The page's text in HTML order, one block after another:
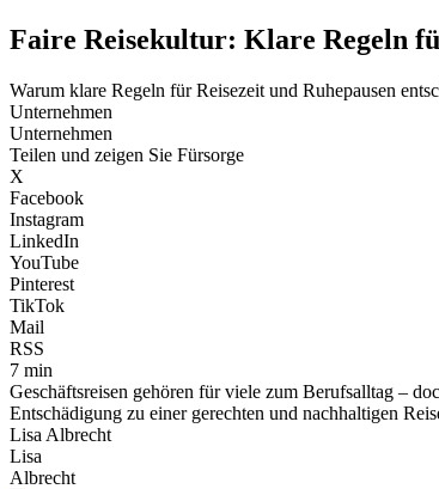
Faire Reisekultur: Klare Regeln
Warum klare Regeln für Reisezeit und Ruhepausen
Unternehmen
Unternehmen
Teilen und zeigen Sie Fürsorge
X
Facebook
Instagram
LinkedIn
YouTube
Pinterest
TikTok
Mail
RSS
7 min
Geschäftsreisen gehören für viele zum Berufsalltag –
Entschädigung zu einer gerechten und nachhaltigen
Lisa Albrecht
Lisa
Albrecht